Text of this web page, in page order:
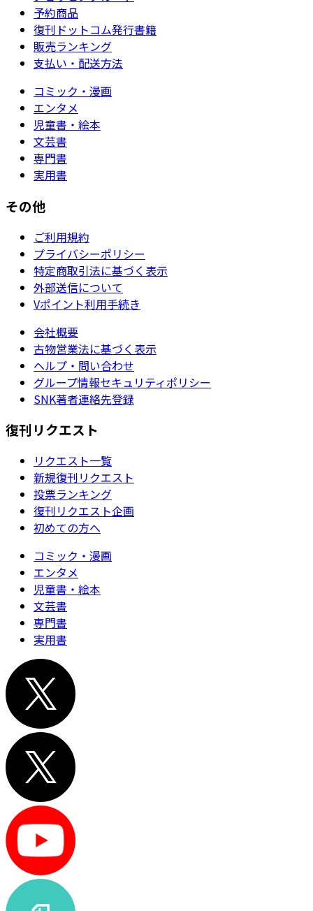
予約商品
復刊ドットコム発行書籍
販売ランキング
支払い・配送方法
コミック・漫画
エンタメ
児童書・絵本
文芸書
専門書
実用書
その他
ご利用規約
プライバシーポリシー
特定商取引法に基づく表示
外部送信について
Vポイント利用手続き
会社概要
古物営業法に基づく表示
ヘルプ・問い合わせ
グループ情報セキュリティポリシー
SNK著者連絡先登録
復刊リクエスト
リクエスト一覧
新規復刊リクエスト
投票ランキング
復刊リクエスト企画
初めての方へ
コミック・漫画
エンタメ
児童書・絵本
文芸書
専門書
実用書